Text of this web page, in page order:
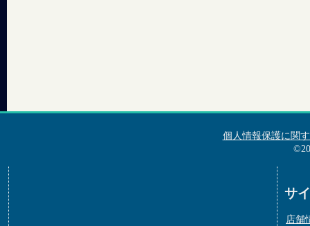
個人情報保護に関
サ
店舗